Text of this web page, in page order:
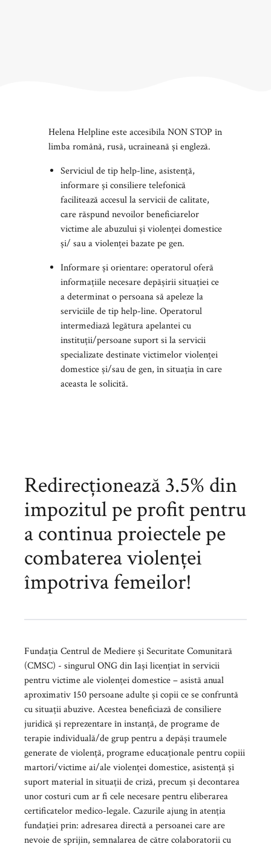
Helena Helpline este accesibila NON STOP în
limba română, rusă, ucraineană și engleză.
Serviciul de tip help-line, asistență,
informare și consiliere telefonică
facilitează accesul la servicii de calitate,
care răspund nevoilor beneficiarelor
victime ale abuzului și violenței domestice
și/ sau a violenței bazate pe gen.
Informare și orientare: operatorul oferă
informațiile necesare depășirii situației ce
a determinat o persoana să apeleze la
serviciile de tip help-line. Operatorul
intermediază legătura apelantei cu
instituții/persoane suport si la servicii
specializate destinate victimelor violenței
domestice și/sau de gen, în situația în care
aceasta le solicită.
Redirecționează 3.5% din
impozitul pe profit pentru
a continua proiectele pe
combaterea violenței
împotriva femeilor!
Fundația Centrul de Mediere și Securitate Comunitară
(CMSC) - singurul ONG din Iași licențiat în servicii
pentru victime ale violenței domestice – asistă anual
aproximativ 150 persoane adulte și copii ce se confruntă
cu situații abuzive. Acestea beneficiază de consiliere
juridică și reprezentare în instanță, de programe de
terapie individuală/de grup pentru a depăși traumele
generate de violență, programe educaționale pentru copiii
martori/victime ai/ale violenței domestice, asistență și
suport material în situații de criză, precum și decontarea
unor costuri cum ar fi cele necesare pentru eliberarea
certificatelor medico-legale. Cazurile ajung în atenția
fundației prin: adresarea directă a persoanei care are
nevoie de sprijin, semnalarea de către colaboratorii cu